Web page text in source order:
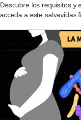
Descubre los requisitos y
acceda a este salvavidas